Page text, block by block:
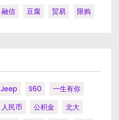
融信 豆腐 贸易 限购
Jeep S60
一生有你
人民币 公积金
北大